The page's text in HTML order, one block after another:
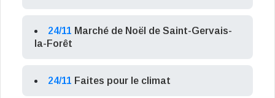
24/11 Marché de Noël de Saint-Gervais-
la-Forêt
24/11 Faites pour le climat